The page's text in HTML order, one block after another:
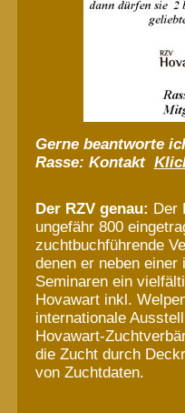
Gerne beantworte
Rasse: Kontakt
Der RZV genau: Der
ungefähr 800
zuchtbuchführende
denen er neben
Seminaren ein
Hovawart inkl.
internationale
Hovawart-
die Zucht durch
von Zuchtdaten.